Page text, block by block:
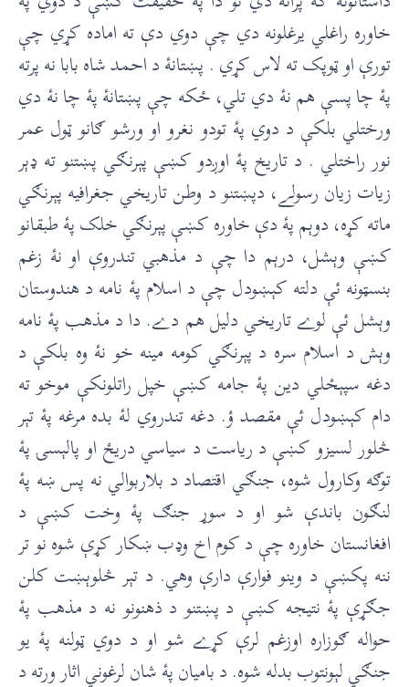
خاوره راغلي يرغلونه دي چې دوي دې ته اماده کړي چې
تورې او ټوپک ته لاس کړي . پښتانۀ د احمد شاه بابا نه پرته
پۀ چا پسې هم نۀ دي تلي، ځکه چې پښتانۀ پۀ چا نۀ دي
ورختلي بلکې د دوي پۀ تودو نغرو او ورشو ګانو ټول عمر
نور راختلي . د تاريخ پۀ اوږدو کښې پېرنګي پښتنو ته ډېر
زيات زيان رسولے، دپښتنو د وطن تاريخي جغرافيه پېرنګي
ماته کړه، دوېم پۀ دې خاوره کښې پېرنګي خلک پۀ طبقانو
کښې وېشل، درېم دا چې د مذهبي تندروې او نۀ زغم
بنسټونه ئې دلته کېښودل چې د اسلام پۀ نامه د هندوستان
وېشل ئې لوے تاريخي دلیل هم دے. دا د مذهب پۀ نامه
وېش د اسلام سره د پېرنګي کومه مينه خو نۀ وه بلکې د
دغه سپېځلي دين پۀ جامه کښې خپل راتلونکې موخو ته
دام کېښودل ئې مقصد ؤ. دغه تندروي لۀ بده مرغه پۀ تېر
څلور لسيزو کښې د ریاست د سیاسي دريځ او پالېسۍ پۀ
توګه وکارول شوه، جنګي اقتصاد د بلاربوالي نه پس ښه پۀ
لنګون باندې شو او د سوړ جنګ پۀ وخت کښې د
افغانستان خاوره چې د کوم اخ وډب ښکار کړې شوه نو تر
ننه پکښې د وينو فوارې دارې وهي. د تېر څلوېښت کلن
جګړې پۀ نتيجه کښې د پښتنو د ذهنونو نه د مذهب پۀ
حواله ګوزاره اوزغم لرې کړے شو او د دوي ټولنه پۀ يو
جنګي لېونتوب بدله شوه. د باميان پۀ شان لرغوني اثار ورته د